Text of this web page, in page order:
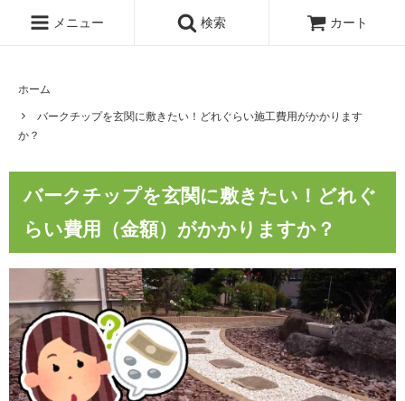
メニュー 検索 カート
ホーム
バークチップを玄関に敷きたい！どれぐらい施工費用がかかります
か？
バークチップを玄関に敷きたい！どれぐ
らい費用（金額）がかかりますか？